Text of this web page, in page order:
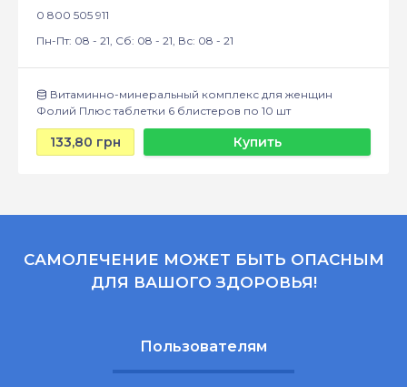
0 800 505 911
Пн-Пт: 08 - 21, Сб: 08 - 21, Вс: 08 - 21
Витаминно-минеральный комплекс для женщин
Фолий Плюс таблетки 6 блистеров по 10 шт
133,80 грн Купить
САМОЛЕЧЕНИЕ МОЖЕТ БЫТЬ ОПАСНЫМ
ДЛЯ ВАШОГО ЗДОРОВЬЯ!
Пользователям